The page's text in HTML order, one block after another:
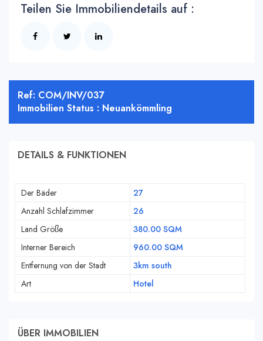
Teilen Sie Immobiliendetails auf :
Ref: COM/INV/037
Immobilien Status : Neuankömmling
DETAILS & FUNKTIONEN
Der Bäder
27
Anzahl Schlafzimmer
26
Land Größe
380.00 SQM
Interner Bereich
960.00 SQM
Entfernung von der Stadt
3km south
Art
Hotel
ÜBER IMMOBILIEN